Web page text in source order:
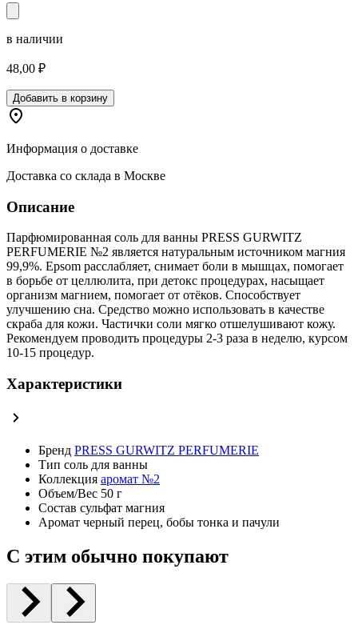
в наличии
48,00 ₽
Добавить в корзину
Информация о доставке
Доставка со склада в Москве
Описание
Парфюмированная соль для ванны PRESS GURWITZ
PERFUMERIE №2 является натуральным источником магния
99,9%. Epsom расслабляет, снимает боли в мышцах, помогает
в борьбе от целлюлита, при детокс процедурах, насыщает
организм магнием, помогает от отёков. Способствует
улучшению сна. Средство можно использовать в качестве
скраба для кожи. Частички соли мягко отшелушивают кожу.
Рекомендуем проводить процедуры 2-3 раза в неделю, курсом
10-15 процедур.
Характеристики
Бренд PRESS GURWITZ PERFUMERIE
Тип соль для ванны
Коллекция аромат №2
Объем/Вес 50 г
Состав сульфат магния
Аромат черный перец, бобы тонка и пачули
С этим обычно покупают